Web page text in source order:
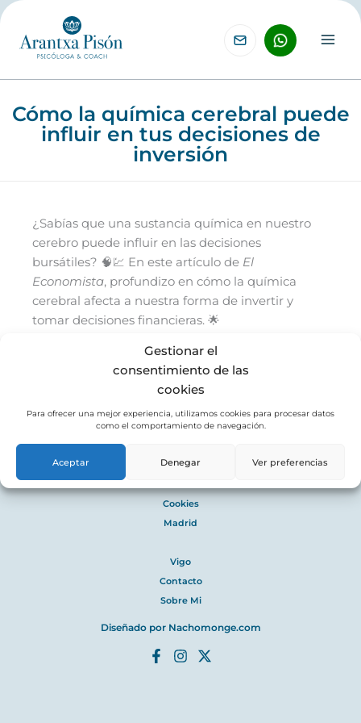
Gestionar el
consentimiento de las
cookies
Para ofrecer una mejor experiencia, utilizamos cookies para procesar datos
como el comportamiento de navegación.
Aceptar Denegar Ver preferencias
Ir
contenido
Cómo la química cerebral puede
influir en tus decisiones de
inversión
¿Sabías que una sustancia química en nuestro
cerebro puede influir en las decisiones
bursátiles? 🧠💹 En este artículo de El
Economista, profundizo en cómo la química
cerebral afecta a nuestra forma de invertir y
tomar decisiones financieras. 🌟
¡Descúbrelo aquí! 👉Cómo una sustancia
química puede sesgar las decisiones de inversión
Legal
Cookies
Madrid
Vigo
Contacto
Sobre Mi
Diseñado por Nachomonge.com